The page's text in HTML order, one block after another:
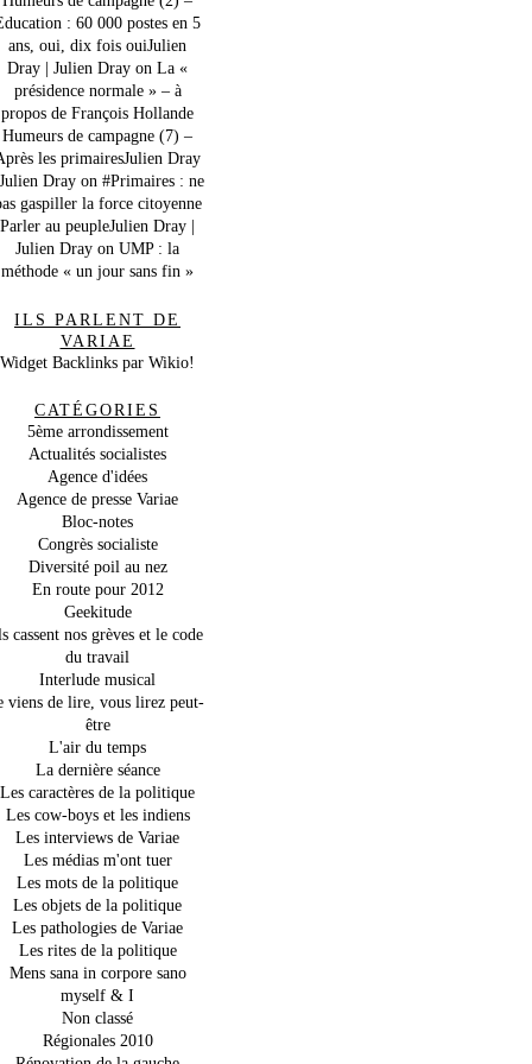
: 60 000 postes en 5
ans, oui, dix fois ouiJulien
Dray | Julien Dray on La «
présidence normale » – à
propos de François Hollande
Humeurs de campagne (7) –
les primairesJulien Dray
Dray on #Primaires : ne
gaspiller la force citoyenne
Parler au peupleJulien Dray |
Julien Dray on UMP : la
méthode « un jour sans fin »
ILS PARLENT DE
VARIAE
Widget Backlinks par Wikio!
CATÉGORIES
5ème arrondissement
Actualités socialistes
Agence d'idées
Agence de presse Variae
Bloc-notes
Congrès socialiste
Diversité poil au nez
En route pour 2012
Geekitude
cassent nos grèves et le code
du travail
Interlude musical
viens de lire, vous lirez peut-
être
L'air du temps
La dernière séance
Les caractères de la politique
Les cow-boys et les indiens
Les interviews de Variae
Les médias m'ont tuer
Les mots de la politique
Les objets de la politique
Les pathologies de Variae
Les rites de la politique
Mens sana in corpore sano
myself & I
Non classé
Régionales 2010